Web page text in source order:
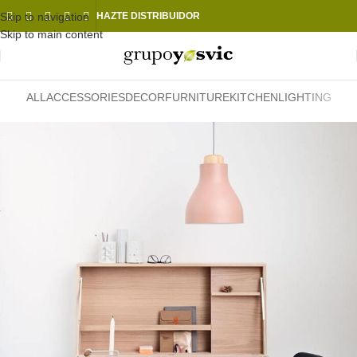
Skip to navigation
Skip to main content
HAZTE DISTRIBUIDOR
ALL ACCESSORIESDECORFURNITUREKITCHENLIGHTING